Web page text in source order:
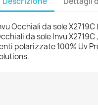
Occhiali da sole
da sole Invu
polarizzate 100% Uv